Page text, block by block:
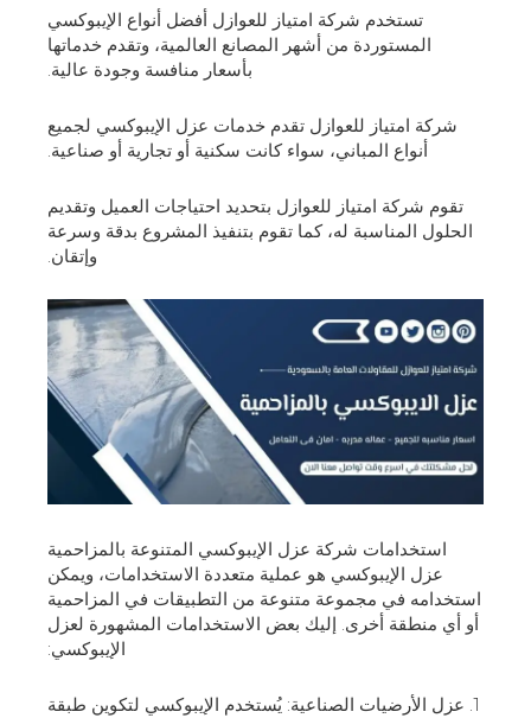
تستخدم شركة امتياز للعوازل أفضل أنواع الإيبوكسي
المستوردة من أشهر المصانع العالمية، وتقدم خدماتها
بأسعار منافسة وجودة عالية.
شركة امتياز للعوازل تقدم خدمات عزل الإيبوكسي لجميع
أنواع المباني، سواء كانت سكنية أو تجارية أو صناعية.
تقوم شركة امتياز للعوازل بتحديد احتياجات العميل وتقديم
الحلول المناسبة له، كما تقوم بتنفيذ المشروع بدقة وسرعة
وإتقان.
استخدامات شركة عزل الإيبوكسي المتنوعة بالمزاحمية
عزل الإيبوكسي هو عملية متعددة الاستخدامات، ويمكن
استخدامه في مجموعة متنوعة من التطبيقات في المزاحمية
أو أي منطقة أخرى. إليك بعض الاستخدامات المشهورة لعزل
الإيبوكسي:
1. عزل الأرضيات الصناعية: يُستخدم الإيبوكسي لتكوين طبقة